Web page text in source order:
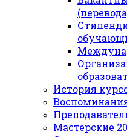
История
Мастерские